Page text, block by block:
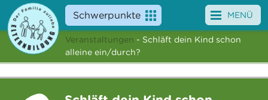
Schwerpunkte
Angebote
MENÜ
Veranstaltungen - Schläft dein Kind schon
alleine ein/durch?